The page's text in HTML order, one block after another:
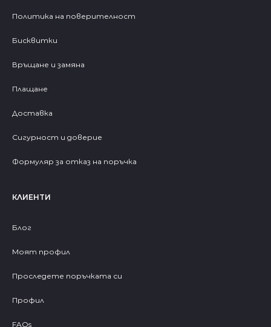
Политика на поверителност
Бисквитки
Връщане и замяна
Плащане
Доставка
Сигурност и доверие
Формуляр за отказ на поръчка
КЛИЕНТИ
Блог
Моят профил
Проследете поръчката си
Профил
FAQs